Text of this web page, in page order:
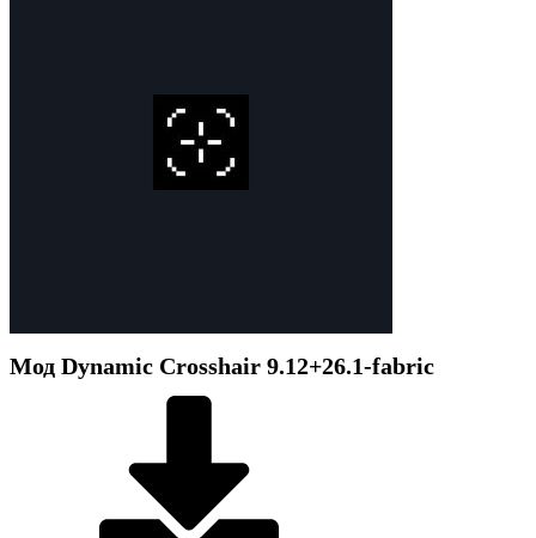
Мод Dynamic Crosshair 9.12+26.1-fabric